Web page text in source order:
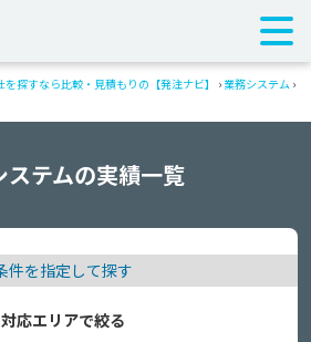
探すなら比較・見積もりの【発注ナビ】 › 業務システム ›
ステムの実績一覧
件を指定して探す
対応エリアで絞る